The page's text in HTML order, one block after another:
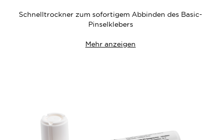
Schnelltrockner zum sofortigem Abbinden des Basic-
Pinselklebers
Mehr anzeigen